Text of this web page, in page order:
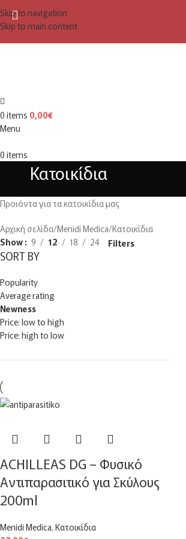
Skip to navigation
Skip to main content
0 items 0,00€
Menu
0 items
Κατοικίδια
Προιόντα για τα κατοικίδια μας
Αρχική σελίδα Menidi Medica Κατοικίδια
Show
9 12 18 24 Filters
SORT BY
Popularity
Average rating
Newness
Price: low to high
Price: high to low
ACHILLEAS DG – Φυσικό
Αντιπαρασιτικό για Σκύλους
200ml
Menidi Medica, Κατοικίδια